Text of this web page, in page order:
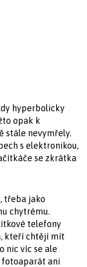
hyperbolicky
opak k
stále nevymřely.
s elektronikou,
se zkrátka
třeba jako
chytrému.
telefony
kteří chtějí mít
nic víc se ale
fotoaparát ani